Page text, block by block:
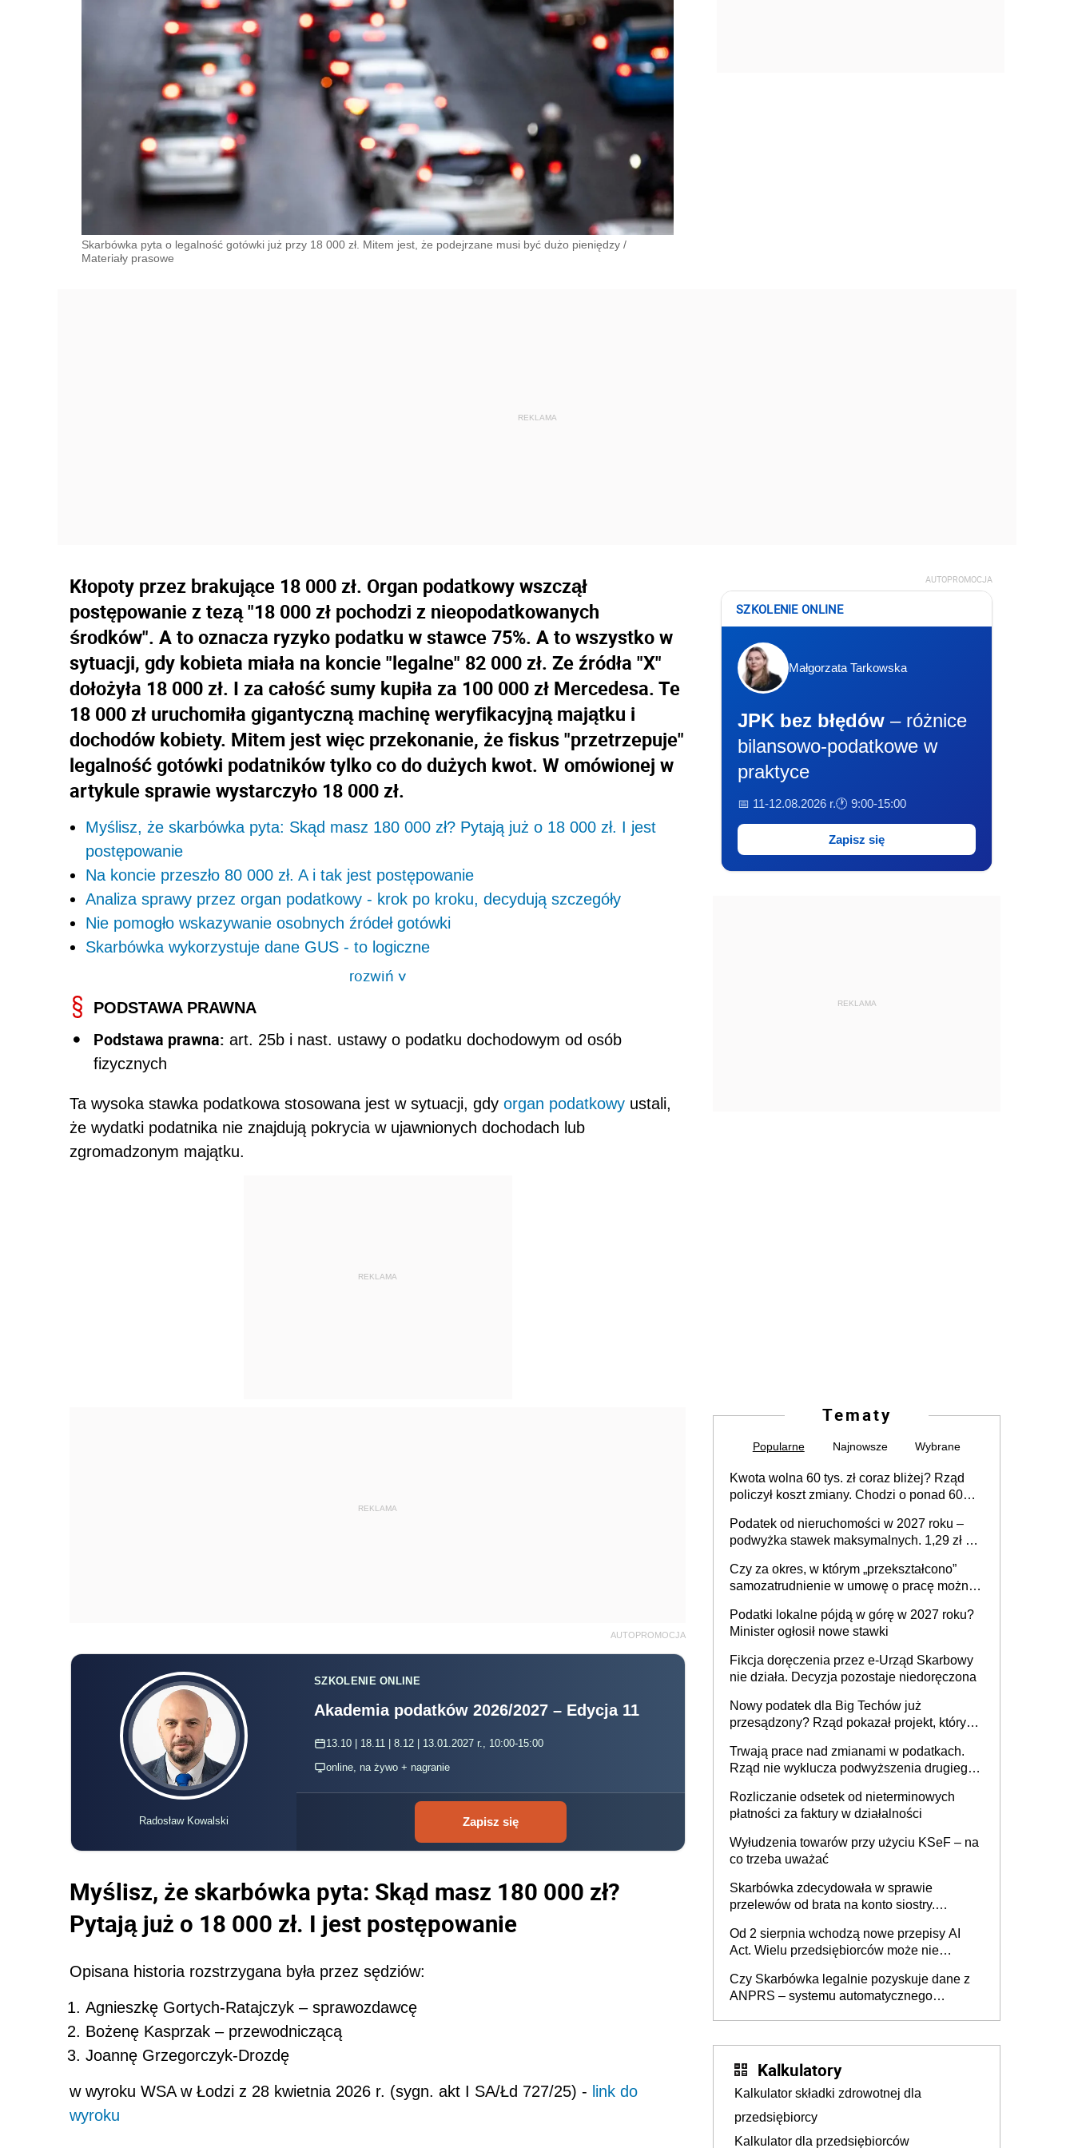
Skarbówka pyta o legalność gotówki już przy 18 000 zł. Mitem jest, że podejrzane musi być dużo pieniędzy /
Materiały prasowe
Kłopoty przez brakujące 18 000 zł. Organ podatkowy wszczął
postępowanie z tezą "18 000 zł pochodzi z nieopodatkowanych
środków". A to oznacza ryzyko podatku w stawce 75%. A to wszystko w
sytuacji, gdy kobieta miała na koncie "legalne" 82 000 zł. Ze źródła "X"
dołożyła 18 000 zł. I za całość sumy kupiła za 100 000 zł Mercedesa. Te
18 000 zł uruchomiła gigantyczną machinę weryfikacyjną majątku i
dochodów kobiety. Mitem jest więc przekonanie, że fiskus "przetrzepuje"
legalność gotówki podatników tylko co do dużych kwot. W omówionej w
artykule sprawie wystarczyło 18 000 zł.
Myślisz, że skarbówka pyta: Skąd masz 180 000 zł? Pytają już o 18 000 zł. I jest
postępowanie
Na koncie przeszło 80 000 zł. A i tak jest postępowanie
Analiza sprawy przez organ podatkowy - krok po kroku, decydują szczegóły
Nie pomogło wskazywanie osobnych źródeł gotówki
Skarbówka wykorzystuje dane GUS - to logiczne
rozwiń>
PODSTAWA PRAWNA
Podstawa prawna: art. 25b i nast. ustawy o podatku dochodowym od osób
fizycznych
Ta wysoka stawka podatkowa stosowana jest w sytuacji, gdy organ podatkowy ustali,
że wydatki podatnika nie znajdują pokrycia w ujawnionych dochodach lub
zgromadzonym majątku.
REKLAMA
REKLAMA
AUTOPROMOCJA
Radosław Kowalski
SZKOLENIE ONLINE
Akademia podatków 2026/2027 – Edycja 11
13.10 | 18.11 | 8.12 | 13.01.2027 r., 10:00-15:00
online, na żywo + nagranie
Zapisz się
Myślisz, że skarbówka pyta: Skąd masz 180 000 zł?
Pytają już o 18 000 zł. I jest postępowanie
Opisana historia rozstrzygana była przez sędziów:
Agnieszkę Gortych-Ratajczyk – sprawozdawcę
Bożenę Kasprzak – przewodniczącą
Joannę Grzegorczyk-Drozdę
w wyroku WSA w Łodzi z 28 kwietnia 2026 r. (sygn. akt I SA/Łd 727/25) - link do
wyroku
AUTOPROMOCJA
SZKOLENIE ONLINE
Małgorzata Tarkowska
JPK bez błędów – różnice
bilansowo-podatkowe w
praktyce
📅 11-12.08.2026 r.🕐 9:00-15:00
Zapisz się
REKLAMA
Tematy
Popularne Najnowsze Wybrane
Kwota wolna 60 tys. zł coraz bliżej? Rząd
policzył koszt zmiany. Chodzi o ponad 60
Podatek od nieruchomości w 2027 roku –
podwyżka stawek maksymalnych. 1,29 zł za
budynków i lokali związanych z
prowadzeniem działalności gospodarczej
Czy za okres, w którym „przekształcono”
samozatrudnienie w umowę o pracę można
umowy cywilnoprawnej jedynym
racjonalnym wyjściem
Podatki lokalne pójdą w górę w 2027 roku?
Minister ogłosił nowe stawki
Fikcja doręczenia przez e-Urząd Skarbowy
nie działa. Decyzja pozostaje niedoręczona
Nowy podatek dla Big Techów już
przesądzony? Rząd pokazał projekt, który
Trwają prace nad zmianami w podatkach.
Rząd nie wyklucza podwyższenia drugiego
Rozliczanie odsetek od nieterminowych
płatności za faktury w działalności
Wyłudzenia towarów przy użyciu KSeF – na
co trzeba uważać
Skarbówka zdecydowała w sprawie
przelewów od brata na konto siostry.
darowizna, ale podatku jednak nie będzie
Od 2 sierpnia wchodzą nowe przepisy AI
Act. Wielu przedsiębiorców może nie
Czy Skarbówka legalnie pozyskuje dane z
ANPRS – systemu automatycznego
Kalkulatory
Kalkulator składki zdrowotnej dla
przedsiębiorcy
Kalkulator dla przedsiębiorców